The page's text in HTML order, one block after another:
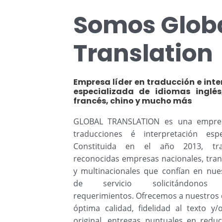
Somos
Translation
Empresa líder en traducción e
especializada de idiomas
francés, chino y mucho más
GLOBAL TRANSLATION es una
traducciones é interpretación
Constituida en el año 2013,
reconocidas empresas nacionales,
y multinacionales que confían en
de servicio solicitándonos
requerimientos. Ofrecemos a nuestros
óptima calidad, fidelidad al texto y/